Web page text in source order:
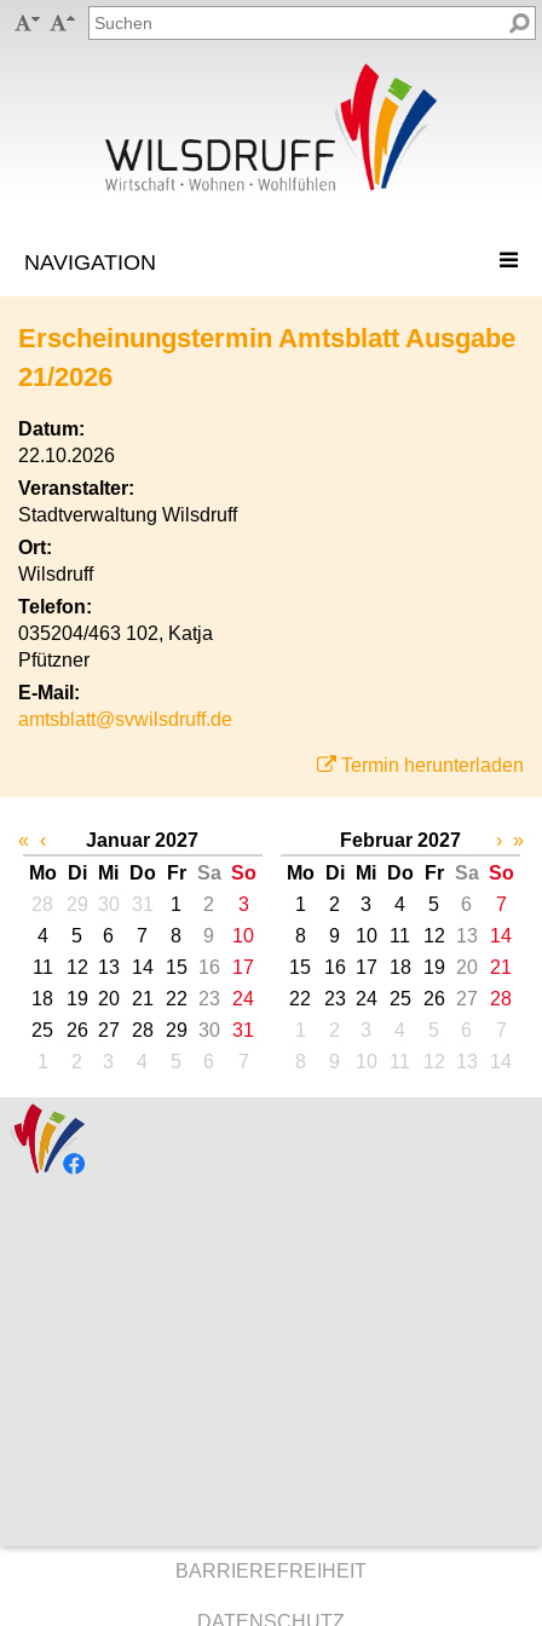
 
Erscheinungstermin Amtsblatt Ausgabe
21/2026
Datum:
22.10.2026
Veranstalter:
Stadtverwaltung Wilsdruff
Ort:
Wilsdruff
Telefon:
035204/463 102, Katja
Pfützner
E-Mail:
amtsblatt@svwilsdruff.de
Termin herunterladen
« ‹
Januar 2027
Mo
Di Mi Do Fr Sa So
28
29 30 31 1 2
3
4
5 6 7 8 9
10
11
12 13 14 15 16
17
18
19 20 21 22 23
24
25
26 27 28 29 30
31
1
2 3 4 5 6 7
Februar 2027
Mo
Di Mi Do Fr Sa So
1
2 3 4 5 6
7
8
9 10 11 12 13
14
15
16 17 18 19 20
21
22
23 24 25 26 27
28
1
2 3 4 5 6
7
8
9 10 11 12 13 14
› »
BARRIEREFREIHEIT
DATENSCHUTZ